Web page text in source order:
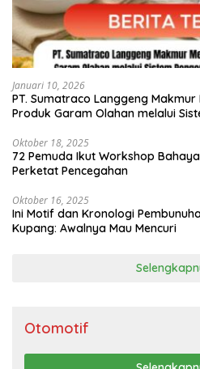
Januari 10, 2026
PT. Sumatraco Langgeng
Produk Garam Olahan melalui
Oktober 18, 2025
72 Pemuda Ikut Workshop
Perketat Pencegahan
Oktober 16, 2025
Ini Motif dan Kronologi
Kupang: Awalnya Mau Mencuri
Otomotif